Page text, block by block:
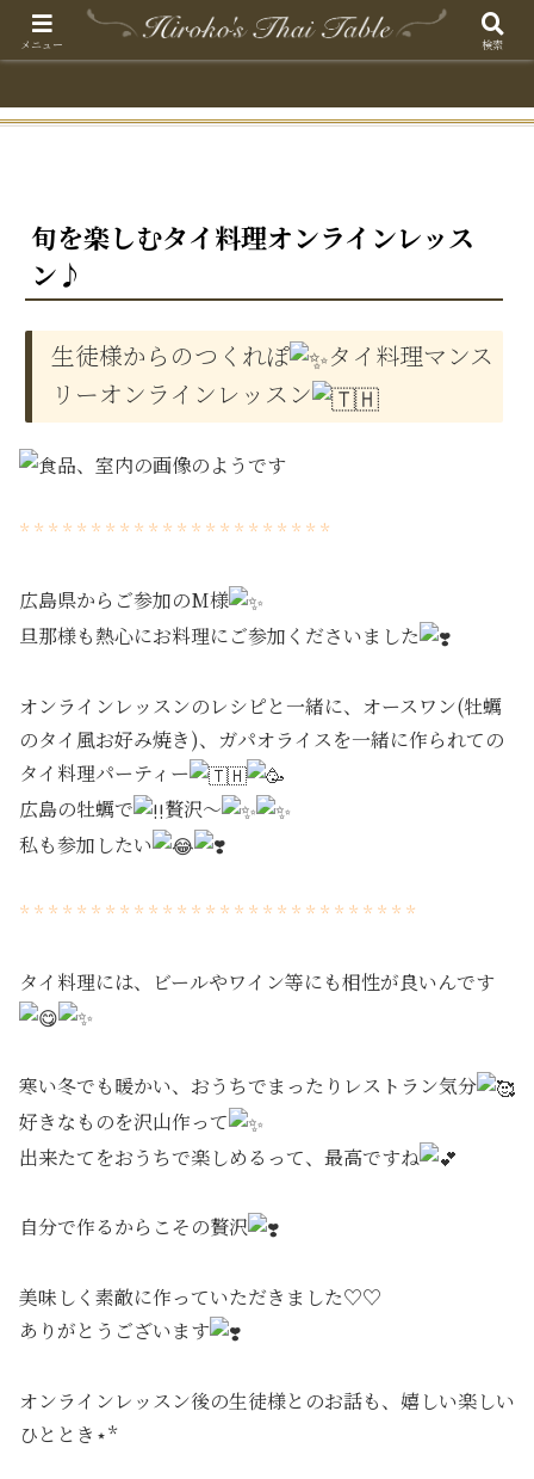
旬を楽しむタイ料理オンラインレッス
ン♪
生徒様からのつくれぽ
タイ料理マンス
リーオンラインレッスン
* * * * * * * * * * * * * * * * * * * * * *
広島県からご参加のM様
旦那様も熱心にお料理にご参加くださいました
オンラインレッスンのレシピと一緒に、オースワン(牡蠣
のタイ風お好み焼き)、ガパオライスを一緒に作られての
タイ料理パーティー
広島の牡蠣で
贅沢〜
私も参加したい
* * * * * * * * * * * * * * * * * * * * * * * * * * * *
タイ料理には、ビールやワイン等にも相性が良いんです
寒い冬でも暖かい、おうちでまったりレストラン気分
好きなものを沢山作って
出来たてをおうちで楽しめるって、最高ですね
自分で作るからこその贅沢
美味しく素敵に作っていただきました♡♡
ありがとうございます
オンラインレッスン後の生徒様とのお話も、嬉しい楽しい
ひととき⋆*
メニュー 検索